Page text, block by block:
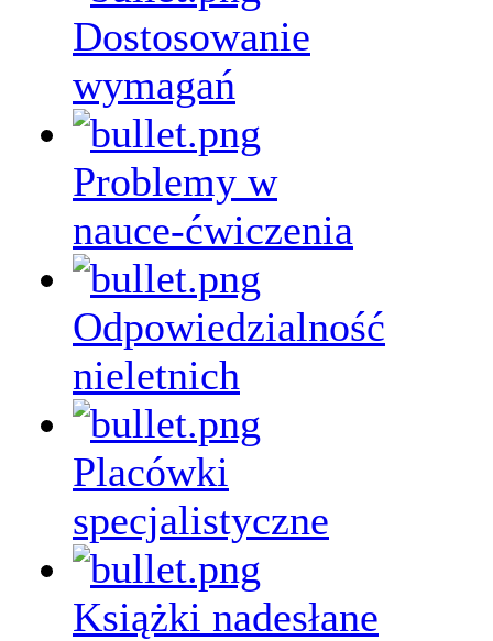
Dostosowanie
wymagań
Problemy w
nauce-ćwiczenia
Odpowiedzialność
nieletnich
Placówki
specjalistyczne
Książki nadesłane